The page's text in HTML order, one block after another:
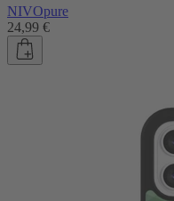
NIVOpure
24,99 €